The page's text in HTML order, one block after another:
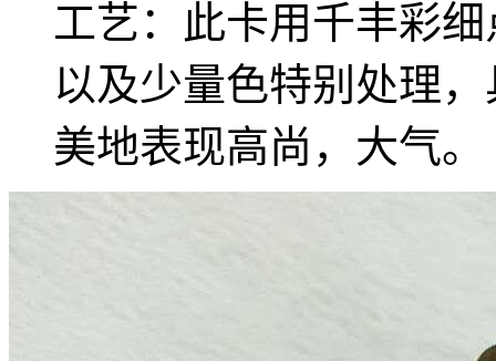
工艺：此卡用千丰彩
以及少量色特别处理
美地表现高尚，大气。